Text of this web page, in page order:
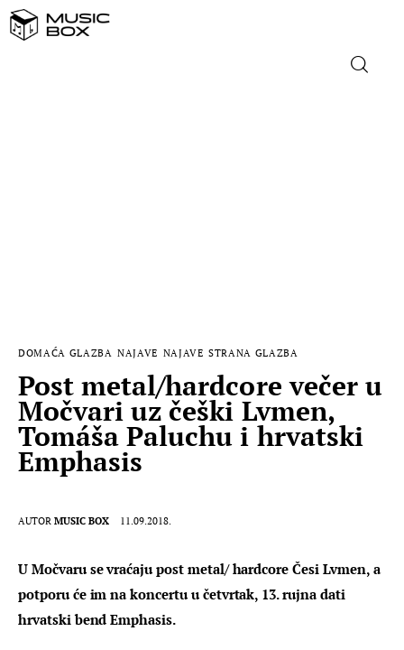
DOMAĆA GLAZBA NAJAVE NAJAVE STRANA GLAZBA
Post metal/hardcore večer u
Močvari uz češki Lvmen,
Tomáša Paluchu i hrvatski
Emphasis
AUTOR MUSIC BOX 11.09.2018.
U Močvaru se vraćaju post metal/ hardcore Česi Lvmen, a
potporu će im na koncertu u četvrtak, 13. rujna dati
hrvatski bend Emphasis.